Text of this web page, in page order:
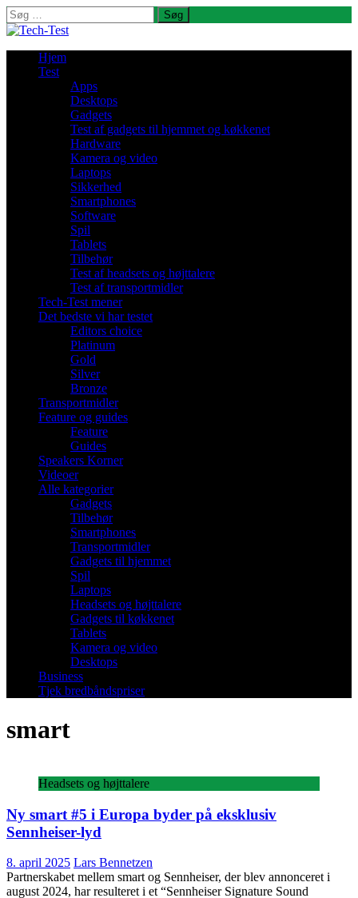
Søg
efter:
Hjem
Test
Apps
Desktops
Gadgets
Test af gadgets til hjemmet og køkkenet
Hardware
Kamera og video
Laptops
Sikkerhed
Smartphones
Software
Spil
Tablets
Tilbehør
Test af headsets og højttalere
Test af transportmidler
Tech-Test mener
Det bedste vi har testet
Editors choice
Platinum
Gold
Silver
Bronze
Transportmidler
Feature og guides
Feature
Guides
Speakers Korner
Videoer
Alle kategorier
Gadgets
Tilbehør
Smartphones
Transportmidler
Gadgets til hjemmet
Spil
Laptops
Headsets og højttalere
Gadgets til køkkenet
Tablets
Kamera og video
Desktops
Business
Tjek bredbåndspriser
smart
Headsets og højttalere
Ny smart #5 i Europa byder på eksklusiv
Sennheiser-lyd
8. april 2025 Lars Bennetzen
Partnerskabet mellem smart og Sennheiser, der blev annonceret i
august 2024, har resulteret i et “Sennheiser Signature Sound